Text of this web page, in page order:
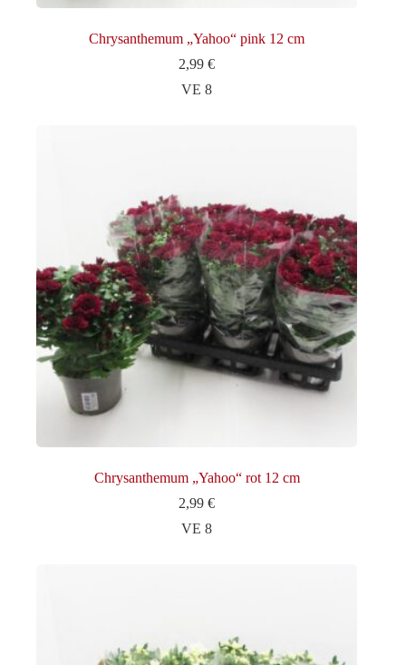
Chrysanthemum „Yahoo“ pink 12 cm
2,99€
VE 8
Chrysanthemum „Yahoo“ rot 12 cm
2,99€
VE 8